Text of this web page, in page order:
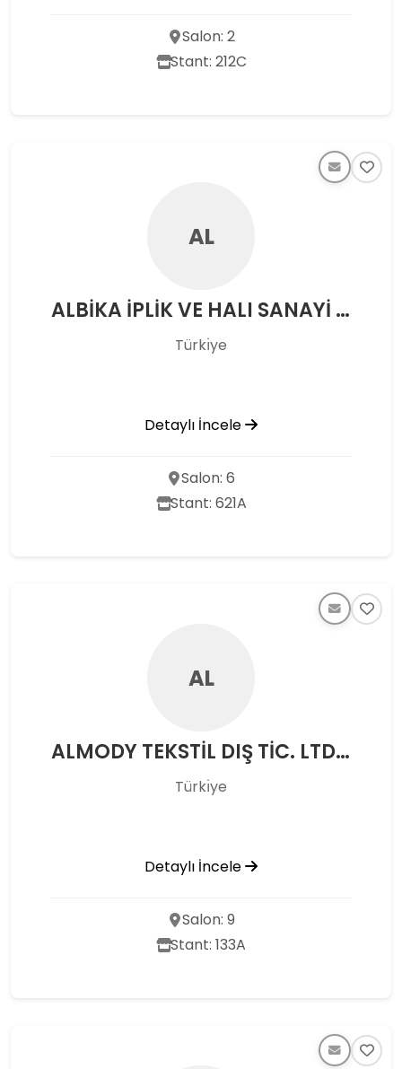
Salon: 2
Stant: 212C
AL
ALBİKA İPLİK VE HALI SANAYİ TİCARET ANONİM ŞİRKETİ
Türkı̇ye
Detaylı İncele
Salon: 6
Stant: 621A
AL
ALMODY TEKSTİL DIŞ TİC. LTD. ŞTİ.
Türkı̇ye
Detaylı İncele
Salon: 9
Stant: 133A